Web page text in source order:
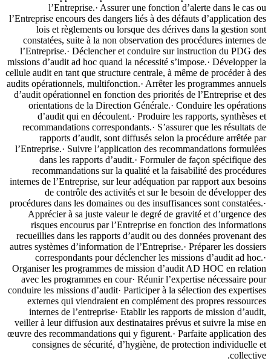
l’Entreprise.· Assurer une fonction d’alerte dans le cas ou
l’Entreprise encours des dangers liés à des défauts d’application des
lois et règlements ou lorsque des dérives dans la gestion sont
constatées, suite à la non observation des procédures internes de
l’Entreprise.· Déclencher et conduire sur instruction du PDG des
missions d’audit ad hoc quand la nécessité s’impose.· Développer la
cellule audit en tant que structure centrale, à même de procéder à des
audits opérationnels, multifonction.· Arrêter les programmes annuels
d’audit opérationnel en fonction des priorités de l’Entreprise et des
orientations de la Direction Générale.· Conduire les opérations
d’audit qui en découlent.· Produire les rapports, synthèses et
recommandations correspondants.· S’assurer que les résultats de
rapports d’audit, sont diffusés selon la procédure arrêtée par
l’Entreprise.· Suivre l’application des recommandations formulées
dans les rapports d’audit.· Formuler de façon spécifique des
recommandations sur la qualité et la faisabilité des procédures
internes de l’Entreprise, sur leur adéquation par rapport aux besoins
de contrôle des activités et sur le besoin de développer des
procédures dans les domaines ou des insuffisances sont constatées.·
Apprécier à sa juste valeur le degré de gravité et d’urgence des
risques encourus par l’Entreprise en fonction des informations
recueillies dans les rapports d’audit ou des données provenant des
autres systèmes d’information de l’Entreprise.· Préparer les dossiers
correspondants pour déclencher les missions d’audit ad hoc.·
Organiser les programmes de mission d’audit AD HOC en relation
avec les programmes en cour· Réunir l’expertise nécessaire pour
conduire les missions d’audit· Participer à la sélection des expertises
externes qui viendraient en complément des propres ressources
internes de l’entreprise· Etablir les rapports de mission d’audit,
veiller à leur diffusion aux destinataires prévus et suivre la mise en
œuvre des recommandations qui y figurent.· Parfaite application des
consignes de sécurité, d’hygiène, de protection individuelle et
collective.